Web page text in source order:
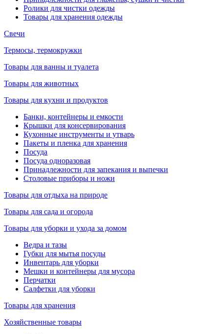
Ролики для чистки одежды
Товары для хранения одежды
Свечи
Термосы, термокружки
Товары для ванны и туалета
Товары для животных
Товары для кухни и продуктов
Банки, контейнеры и емкости
Крышки для консервирования
Кухонные инструменты и утварь
Пакеты и пленка для хранения
Посуда
Посуда одноразовая
Принадлежности для запекания и выпечки
Столовые приборы и ножи
Товары для отдыха на природе
Товары для сада и огорода
Товары для уборки и ухода за домом
Ведра и тазы
Губки для мытья посуды
Инвентарь для уборки
Мешки и контейнеры для мусора
Перчатки
Салфетки для уборки
Товары для хранения
Хозяйственные товары